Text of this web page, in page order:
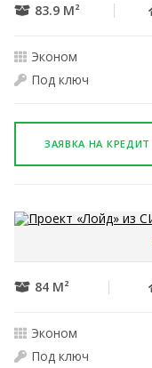
83.9 М²
Эконом
Под ключ
ЗАЯВКА НА КРЕДИТ
84 М²
Эконом
Под ключ